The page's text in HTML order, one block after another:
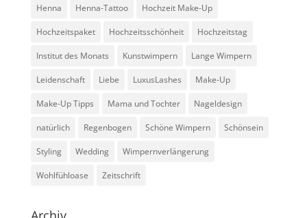
Henna Henna-Tattoo Hochzeit Make-Up
Hochzeitspaket Hochzeitsschönheit Hochzeitstag
Institut des Monats Kunstwimpern Lange Wimpern
Leidenschaft Liebe LuxusLashes Make-Up
Make-Up Tipps Mama und Tochter Nageldesign
natürlich Regenbogen Schöne Wimpern Schönsein
Styling Wedding Wimpernverlängerung
Wohlfühloase Zeitschrift